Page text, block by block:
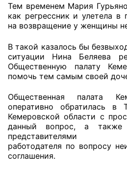
Члены ОП КО
Документы ОП КО
Регламент ОП КО
Кодекс этики ОП КО
Положения
Соглашения
Рекомендации
Порядок работы ЦОН
Тем временем Мария
как регрессник и улетела в
на возвращение у женщины
В такой казалось бы
ситуации Нина Беляева
Общественную палату
помочь тем самым своей
Общественная палата
оперативно обратилась в
Кемеровской области с
данный вопрос, а также
представителями
работодателя по вопросу
соглашения.